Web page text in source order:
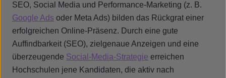
SEO, Social Media und Performance-Marketing (z. B.
Google Ads oder Meta Ads) bilden das Rückgrat einer
erfolgreichen Online-Präsenz. Durch eine gute
Auffindbarkeit (SEO), zielgenaue Anzeigen und eine
überzeugende Social-Media-Strategie erreichen
Hochschulen jene Kandidaten, die aktiv nach